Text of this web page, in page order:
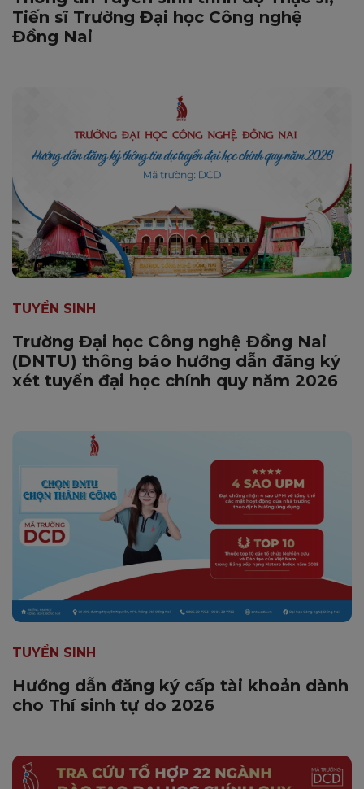
Tiến sĩ Trường Đại học Công nghệ
Đồng Nai
TUYỂN SINH
Trường Đại học Công nghệ Đồng Nai
(DNTU) thông báo hướng dẫn đăng ký
xét tuyển đại học chính quy năm 2026
TUYỂN SINH
Hướng dẫn đăng ký cấp tài khoản dành
cho Thí sinh tự do 2026